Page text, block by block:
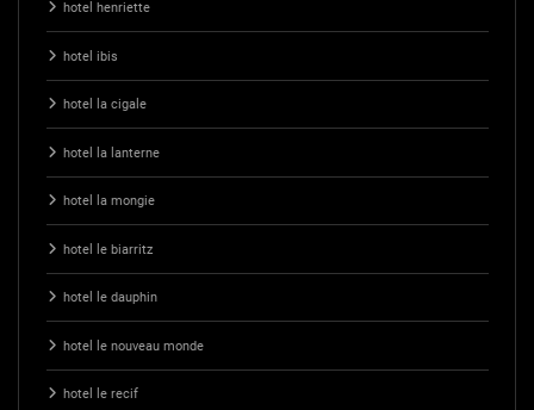
hotel henriette
hotel ibis
hotel la cigale
hotel la lanterne
hotel la mongie
hotel le biarritz
hotel le dauphin
hotel le nouveau monde
hotel le recif